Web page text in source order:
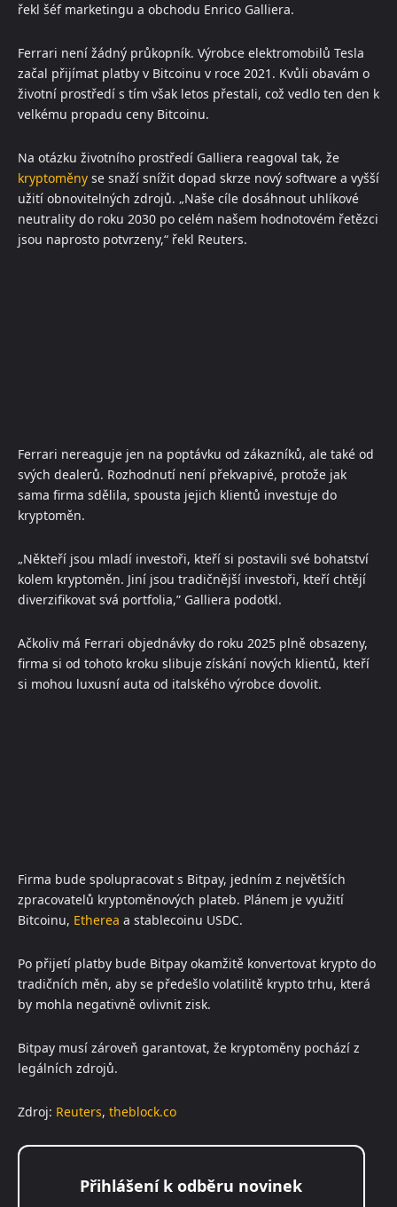
řekl šéf marketingu a obchodu Enrico Galliera.
Ferrari není žádný průkopník. Výrobce elektromobilů Tesla
začal přijímat platby v Bitcoinu v roce 2021. Kvůli obavám o
životní prostředí s tím však letos přestali, což vedlo ten den k
velkému propadu ceny Bitcoinu.
Na otázku životního prostředí Galliera reagoval tak, že
kryptoměny se snaží snížit dopad skrze nový software a vyšší
užití obnovitelných zdrojů. „Naše cíle dosáhnout uhlíkové
neutrality do roku 2030 po celém našem hodnotovém řetězci
jsou naprosto potvrzeny,“ řekl Reuters.
Ferrari nereaguje jen na poptávku od zákazníků, ale také od
svých dealerů. Rozhodnutí není překvapivé, protože jak
sama firma sdělila, spousta jejich klientů investuje do
kryptoměn.
„Někteří jsou mladí investoři, kteří si postavili své bohatství
kolem kryptoměn. Jiní jsou tradičnější investoři, kteří chtějí
diverzifikovat svá portfolia,” Galliera podotkl.
Ačkoliv má Ferrari objednávky do roku 2025 plně obsazeny,
firma si od tohoto kroku slibuje získání nových klientů, kteří
si mohou luxusní auta od italského výrobce dovolit.
Firma bude spolupracovat s Bitpay, jedním z největších
zpracovatelů kryptoměnových plateb. Plánem je využití
Bitcoinu, Etherea a stablecoinu USDC.
Po přijetí platby bude Bitpay okamžitě konvertovat krypto do
tradičních měn, aby se předešlo volatilitě krypto trhu, která
by mohla negativně ovlivnit zisk.
Bitpay musí zároveň garantovat, že kryptoměny pochází z
legálních zdrojů.
Zdroj: Reuters, theblock.co
Přihlášení k odběru novinek